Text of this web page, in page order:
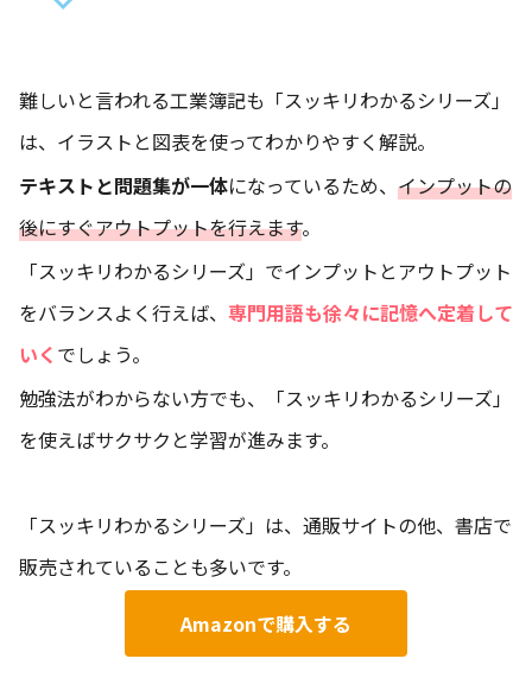
難しいと言われる工業簿記も「スッキリわかるシリーズ」
は、イラストと図表を使ってわかりやすく解説。
テキストと問題集が一体になっているため、 インプットの
後にすぐアウトプットを行えます。
「スッキリわかるシリーズ」でインプットとアウトプット
をバランスよく行えば、 専門用語も徐々に記憶へ定着して
いく でしょう。
勉強法がわからない方でも、「スッキリわかるシリーズ」
を使えばサクサクと学習が進みます。
「スッキリわかるシリーズ」は、通販サイトの他、書店で
販売されていることも多いです。
Amazonで購入する